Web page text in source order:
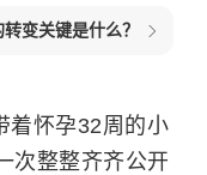
变关键是什么？
着怀孕32周的小
次整整齐齐公开